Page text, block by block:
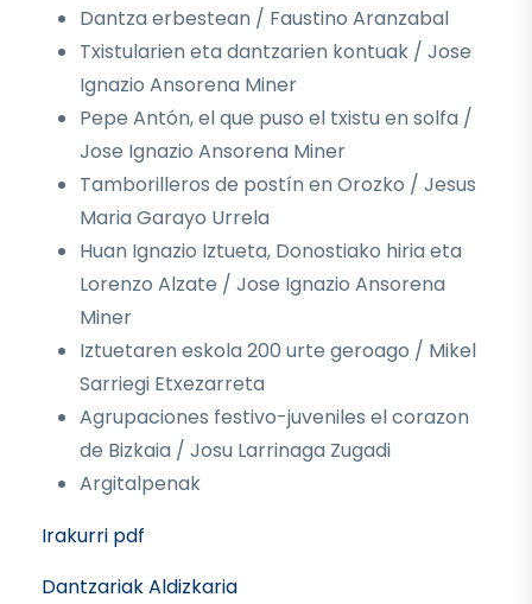
Dantza erbestean / Faustino Aranzabal
Txistularien eta dantzarien kontuak / Jose
Ignazio Ansorena Miner
Pepe Antón, el que puso el txistu en solfa /
Jose Ignazio Ansorena Miner
Tamborilleros de postín en Orozko / Jesus
Maria Garayo Urrela
Huan Ignazio Iztueta, Donostiako hiria eta
Lorenzo Alzate / Jose Ignazio Ansorena
Miner
Iztuetaren eskola 200 urte geroago / Mikel
Sarriegi Etxezarreta
Agrupaciones festivo-juveniles el corazon
de Bizkaia / Josu Larrinaga Zugadi
Argitalpenak
Irakurri pdf
Dantzariak Aldizkaria